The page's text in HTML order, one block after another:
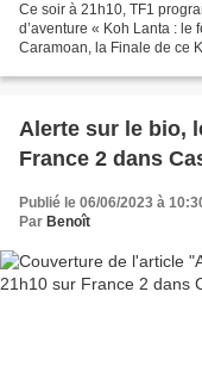
Ce soir à 21h10, TF1
d’aventure « Koh Lanta : le
Caramoan, la Finale de ce
Alerte sur le bio,
France 2 dans
Publié le 06/06/2023 à
Par Benoît